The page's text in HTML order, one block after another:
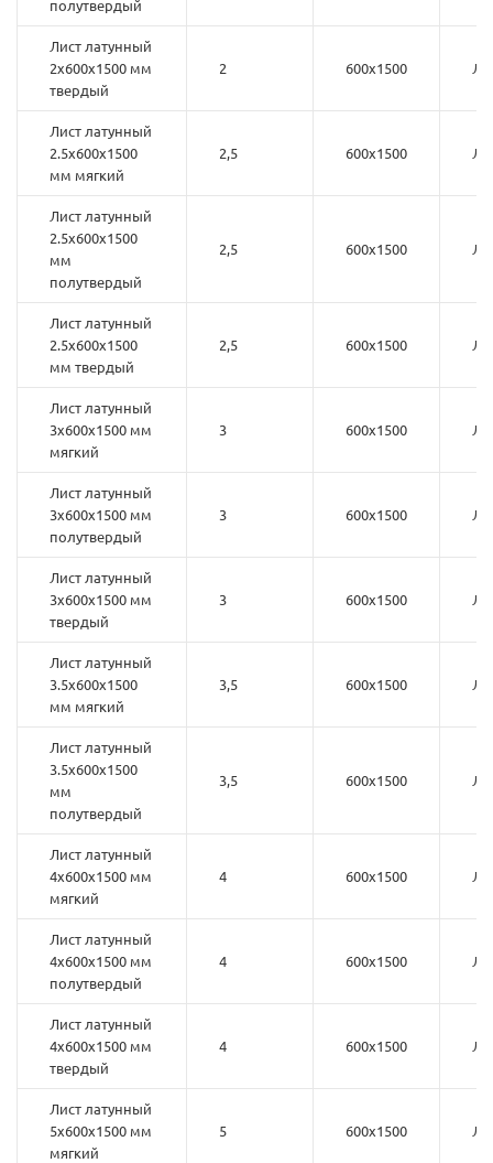
полутвердый
Лист латунный
2х600х1500 мм
твердый
2 600х1500
Лист латунный
2.5х600х1500
мм мягкий
2,5 600х1500
Лист латунный
2.5х600х1500
мм
полутвердый
2,5 600х1500
Лист латунный
2.5х600х1500
мм твердый
2,5 600х1500
Лист латунный
3х600х1500 мм
мягкий
3 600х1500
Лист латунный
3х600х1500 мм
полутвердый
3 600х1500
Лист латунный
3х600х1500 мм
твердый
3 600х1500
Лист латунный
3.5х600х1500
мм мягкий
3,5 600х1500
Лист латунный
3.5х600х1500
мм
полутвердый
3,5 600х1500
Лист латунный
4х600х1500 мм
мягкий
4 600х1500
Лист латунный
4х600х1500 мм
полутвердый
4 600х1500
Лист латунный
4х600х1500 мм
твердый
4 600х1500
Лист латунный
5х600х1500 мм
мягкий
5 600х1500